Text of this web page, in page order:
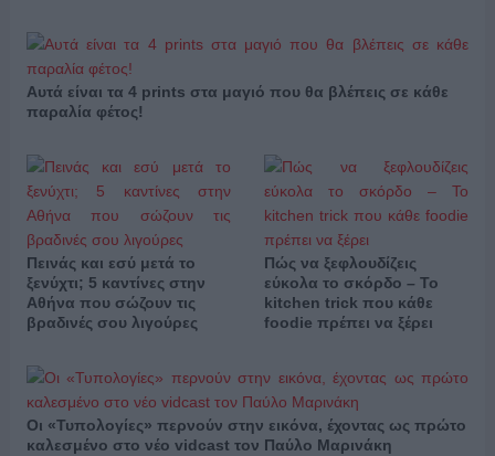
Αυτά είναι τα 4 prints στα μαγιό που θα βλέπεις σε κάθε
παραλία φέτος!
Πεινάς και εσύ μετά το
ξενύχτι; 5 καντίνες στην
Αθήνα που σώζουν τις
βραδινές σου λιγούρες
Πώς να ξεφλουδίζεις
εύκολα το σκόρδο – Το
kitchen trick που κάθε
foodie πρέπει να ξέρει
Οι «Τυπολογίες» περνούν στην εικόνα, έχοντας ως πρώτο
καλεσμένο στο νέο vidcast τον Παύλο Μαρινάκη